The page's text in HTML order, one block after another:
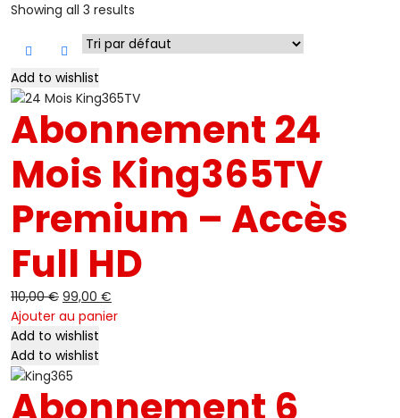
Showing all 3 results
-10%
Add to wishlist
Abonnement 24
Mois King365TV
Premium – Accès
Full HD
110,00€ Le
prix
initial
était :
110,00 €.
99,00 €
prix
Ajouter au panier
Add to wishlist
-22%
Add to wishlist